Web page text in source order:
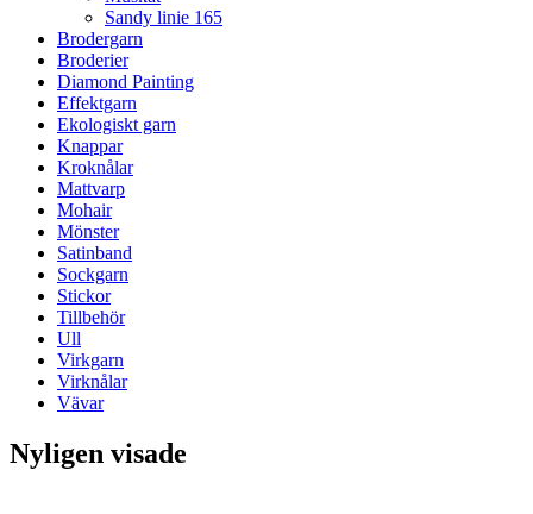
Sandy linie 165
Brodergarn
Broderier
Diamond Painting
Effektgarn
Ekologiskt garn
Knappar
Kroknålar
Mattvarp
Mohair
Mönster
Satinband
Sockgarn
Stickor
Tillbehör
Ull
Virkgarn
Virknålar
Vävar
Nyligen visade